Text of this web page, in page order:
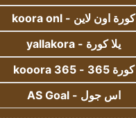
كورة اون لاين - koora onl
يلا كورة - yallakora
كورة 365 - kooora 365
اس جول - AS Goal